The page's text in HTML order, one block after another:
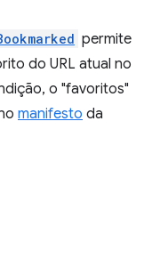
permite
do URL atual no
o "favoritos"
manifesto da